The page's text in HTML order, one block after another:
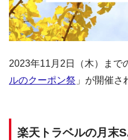
2023年11月2日（木）まで
ルのクーポン祭 」が開催さ
楽天トラベルの月末